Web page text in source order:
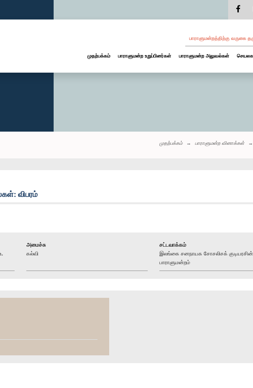
பாராளுமன்றத்திற்கு வருகை
முதற்பக்கம் பாராளுமன்ற உறுப்பினர்கள் பாராளுமன்ற அலுவல்கள்
முதற்பக்கம் பாராளுமன்ற வினாக்கள்
விபரம்
அமைச்சு
கல்வி
சட்டவாக்கம்
இலங்கை சனநாயக சோசலிசக்
பாராளுமன்றம்